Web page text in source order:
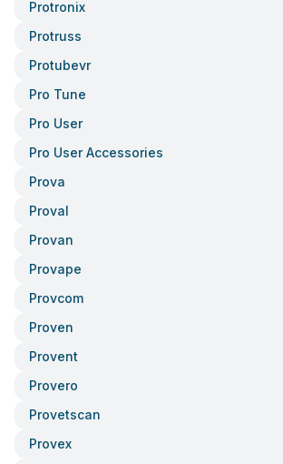
Protronix
Protruss
Protubevr
Pro Tune
Pro User
Pro User Accessories
Prova
Proval
Provan
Provape
Provcom
Proven
Provent
Provero
Provetscan
Provex